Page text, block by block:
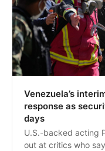
Venezuela’s
response as
days
U.S.-backed acting
out at critics who